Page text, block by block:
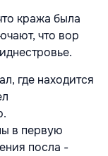
кража была
что вор
где находится
в первую
посла -